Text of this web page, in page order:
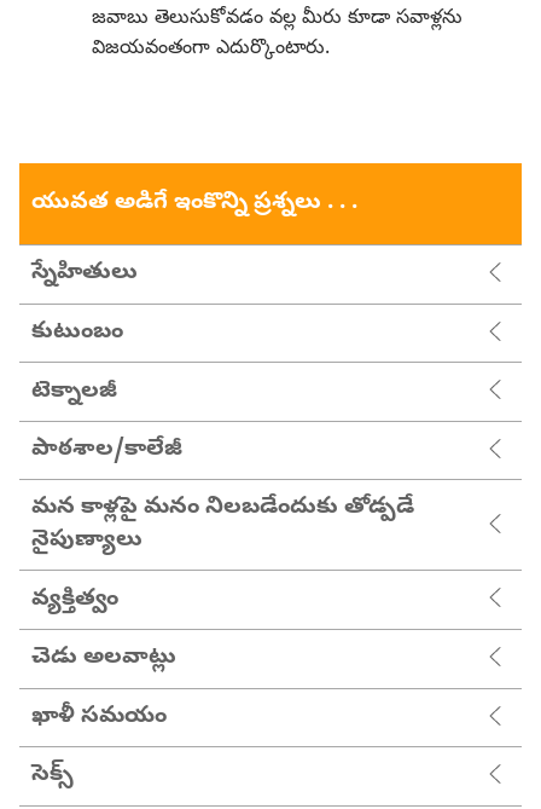
జవాబు తెలుసుకోవడం వల్ల మీరు కూడా సవాళ్లను
విజయవంతంగా ఎదుర్కొంటారు.
యువత అడిగే ఇంకొన్ని ప్రశ్నలు . . .
స్నేహితులు
కుటుంబం
టెక్నాలజీ
పాఠశాల/కాలేజీ
మన కాళ్లపై మనం నిలబడేందుకు తోడ్పడే
నైపుణ్యాలు
వ్యక్తిత్వం
చెడు అలవాట్లు
ఖాళీ సమయం
సెక్స్